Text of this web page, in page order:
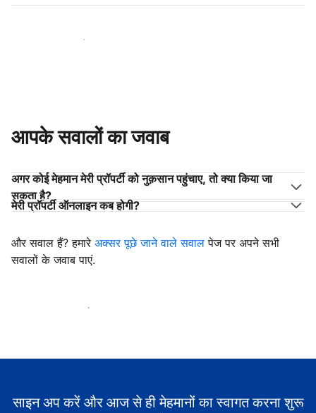
अपने जैसे मेज़बानों के साथ जुड़ें
आपके सवालों का जवाब
अगर कोई मेहमान मेरी प्रॉपर्टी को नुक़सान पहुंचाए, तो क्या किया जा
सकता है?
मेरी प्रॉपर्टी ऑनलाइन कब होगी?
और सवाल हैं? हमारे अक्सर पूछे जाने वाले सवाल पेज पर अपने सभी
सवालों के जवाब पाएं.
मेहमानों का स्वागत करना शुरू करें
साइन अप करें और आज से ही मेहमानों का स्वागत करना शुरू